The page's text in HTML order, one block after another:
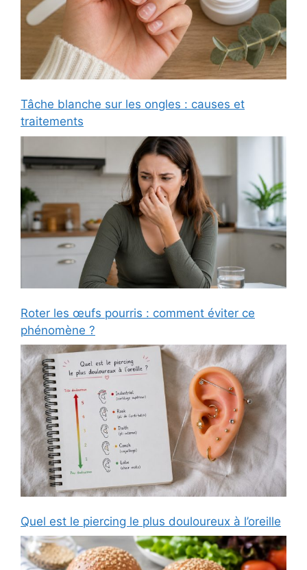
Tâche blanche sur les ongles : causes et
traitements
Roter les œufs pourris : comment éviter ce
phénomène ?
Quel est le piercing le plus douloureux à l’oreille